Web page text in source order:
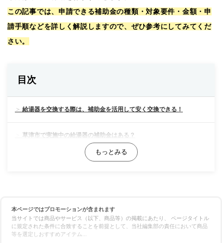
この記事では、申請できる補助金の種類・対象要件・金額・申
請手順などを詳しく解説しますので、ぜひ参考にしてみてくだ
さい。
目次
給湯器を交換する際は、補助金を活用して安く交換できる！
草津市で実施中の給湯器の補助金はある？
滋賀県で実施中の給湯器の補助金はある？
給湯省エネ2026事業
給湯省エネ2026事業に対応している業者を厳選してご紹介！
本ページではプロモーションが含まれます
当サイトでは商品やサービス（以下、商品等）の掲載にあたり、 ページタイトル
に規定された条件に合致することを前提として、当社編集部の責任において商品
等を選定しおすすめアイテム